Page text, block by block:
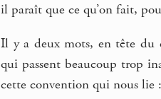
il paraît que ce qu’on fait,
Il y a deux mots, en tête du
qui passent beaucoup trop
cette convention qui nous lie